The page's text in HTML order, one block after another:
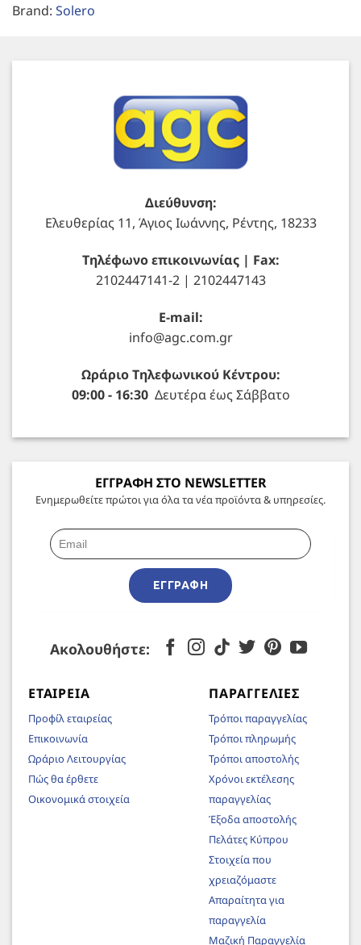
Brand: Solero
Διεύθυνση:
Ελευθερίας 11, Άγιος Ιωάννης, Ρέντης, 18233
Τηλέφωνο επικοινωνίας | Fax:
2102447141-2 | 2102447143
E-mail:
info@agc.com.gr
Ωράριο Τηλεφωνικού Κέντρου:
09:00 - 16:30Δευτέρα έως Σάββατο
ΕΓΓΡΑΦΗ ΣΤΟ NEWSLETTER
Ενημερωθείτε πρώτοι για όλα τα νέα προϊόντα & υπηρεσίες.
ΕΓΓΡΑΦΉ
Ακολουθήστε:
ΕΤΑΙΡΕΊΑ
Προφίλ εταιρείας
Επικοινωνία
Ωράριο Λειτουργίας
Πώς θα έρθετε
Οικονομικά στοιχεία
ΠΑΡΑΓΓΕΛΊΕΣ
Τρόποι παραγγελίας
Τρόποι πληρωμής
Τρόποι αποστολής
Χρόνοι εκτέλεσης
παραγγελίας
Έξοδα αποστολής
Πελάτες Κύπρου
Στοιχεία που
χρειαζόμαστε
Απαραίτητα για
παραγγελία
Μαζική Παραγγελία